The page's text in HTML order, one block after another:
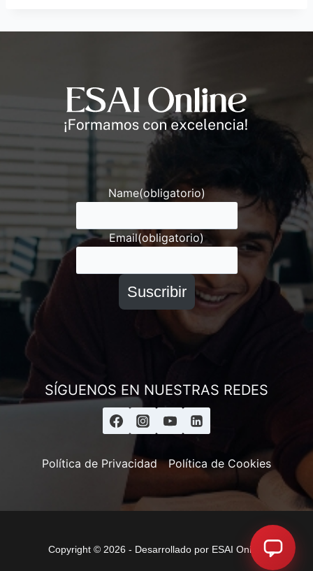
Name(obligatorio)
Email(obligatorio)
Suscribir
SÍGUENOS EN NUESTRAS REDES
Política de Privacidad Política de Cookies
Copyright © 2026 - Desarrollado por ESAI Online